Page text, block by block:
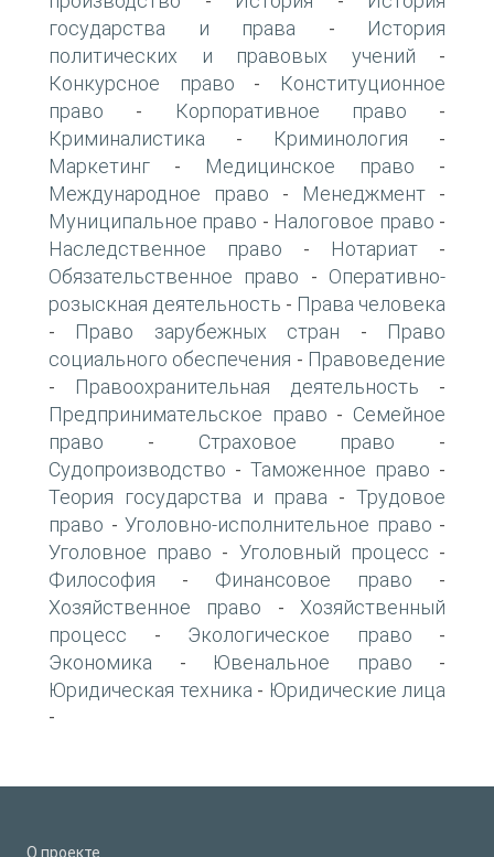
государства и права -
История
политических и правовых учений -
Конкурсное право -
Конституционное
право - Корпоративное право -
Криминалистика - Криминология -
Маркетинг - Медицинское право -
Международное право - Менеджмент -
Муниципальное право - Налоговое право -
Наследственное право - Нотариат -
Обязательственное право - Оперативно-
розыскная деятельность - Права человека
- Право зарубежных стран -
Право
социального обеспечения - Правоведение
- Правоохранительная деятельность -
Предпринимательское право - Семейное
право - Страховое право -
Судопроизводство - Таможенное право -
Теория государства и права -Трудовое
право - Уголовно-исполнительное право -
Уголовное право - Уголовный процесс -
Философия - Финансовое право -
Хозяйственное право - Хозяйственный
процесс - Экологическое право -
Экономика - Ювенальное право -
Юридическая техника - Юридические лица
-
О проекте